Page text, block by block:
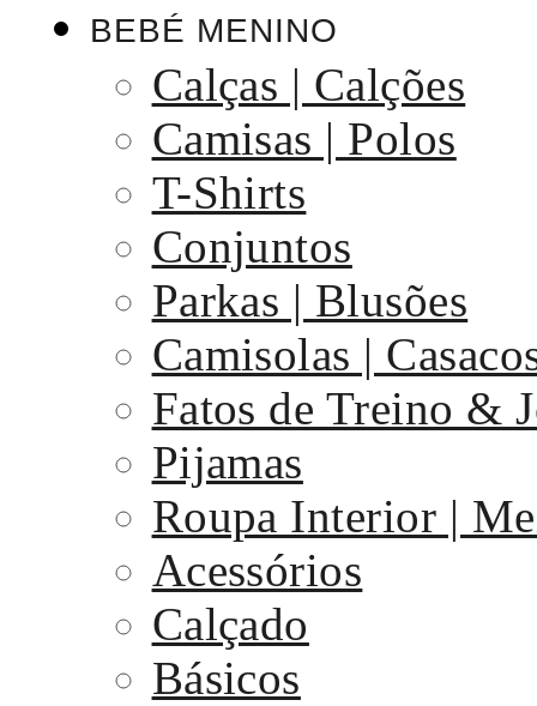
BEBÉ MENINO
Calças | Calções
Camisas | Polos
T-Shirts
Conjuntos
Parkas | Blusões
Camisolas |
Fatos de Treino &
Pijamas
Roupa Interior |
Acessórios
Calçado
Básicos